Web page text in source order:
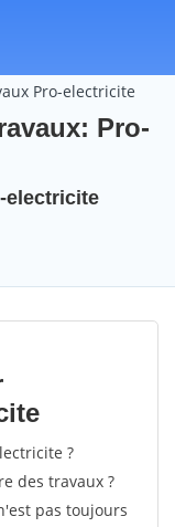
Pro-electricite
Pro-
electricite
?
des travaux ?
pas toujours